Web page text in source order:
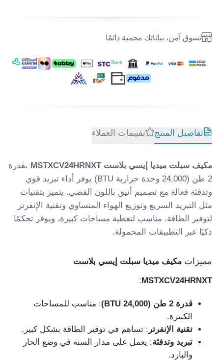
تسوق آمن، بياناتك محمية دائمًا
تفاصيل المنتج تقييمات العملاء
مكيف سبلت ميديا إيسي بلاست MSTXCV24HRNXT
بقدرة
2 طن (24,000 وحدة حرارية BTU) يوفر أداء تبريد قوي
وتدفئة فعالة مع تصميم أنيق باللون الفضي. يتميز بتقنيات
مثل التبريد السريع وتوزيع الهواء المتساوي وتقنية الإنفرتر
لتوفير الطاقة. مناسب لتغطية مساحات كبيرة، ويوفر تحكمًا
ذكيًا عبر التطبيقات المحمولة.
مميزات مكيف ميديا سبلت إيسي بلاست
MSTXCV24HRNXT
:
قدرة 2 طن (24,000 BTU)
: مناسب للمساحات
الكبيرة.
تقنية الإنفرتر : تساهم في توفير الطاقة بشكل كبير.
تبريد وتدفئة: يعمل على مدار السنة في وضع الحار
والبارد.